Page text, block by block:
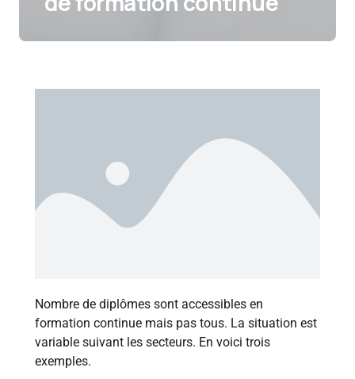
Nombre de diplômes sont accessibles en
formation continue mais pas tous. La situation est
variable suivant les secteurs. En voici trois
exemples.